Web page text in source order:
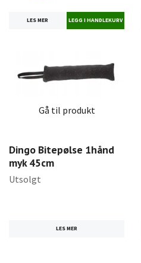
LES MER
Gå til produkt
Dingo Bitepølse 1hånd
myk 45cm
Utsolgt
LES MER